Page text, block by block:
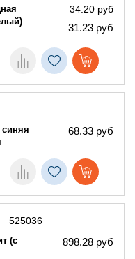
34.20 руб
31.23 руб
68.33 руб
525036
(с
898.28 руб